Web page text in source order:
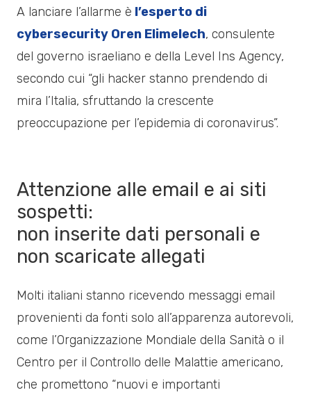
A lanciare l’allarme è l’esperto di
cybersecurity Oren Elimelech, consulente
del governo israeliano e della Level Ins Agency,
secondo cui “gli hacker stanno prendendo di
mira l’Italia, sfruttando la crescente
preoccupazione per l’epidemia di coronavirus”.
Attenzione alle email e ai siti
sospetti:
non inserite dati personali e
non scaricate allegati
Molti italiani stanno ricevendo messaggi email
provenienti da fonti solo all’apparenza autorevoli,
come l’Organizzazione Mondiale della Sanità o il
Centro per il Controllo delle Malattie americano,
che promettono “nuovi e importanti